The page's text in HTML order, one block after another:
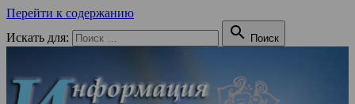
Перейти к содержанию
Искать для:
 Поиск